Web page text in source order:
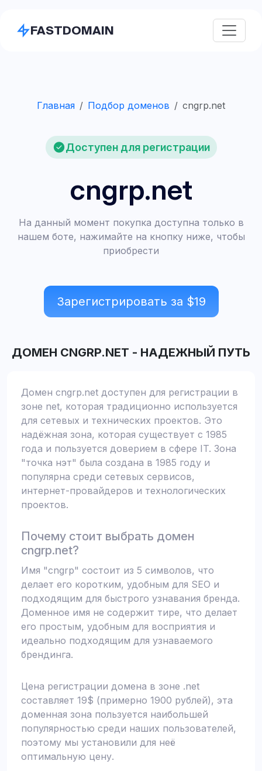
FASTDOMAIN
Главная Подбор доменов cngrp.net
Доступен для регистрации
cngrp.net
На данный момент покупка доступна только в
нашем боте, нажимайте на кнопку ниже, чтобы
приобрести
Зарегистрировать за $19
ДОМЕН CNGRP.NET - НАДЕЖНЫЙ ПУТЬ
Домен cngrp.net доступен для регистрации в
зоне net, которая традиционно используется
для сетевых и технических проектов. Это
надёжная зона, которая существует с 1985
года и пользуется доверием в сфере IT. Зона
"точка нэт" была создана в 1985 году и
популярна среди сетевых сервисов,
интернет-провайдеров и технологических
проектов.
Почему стоит выбрать домен
cngrp.net?
Имя "cngrp" состоит из 5 символов, что
делает его коротким, удобным для SEO и
подходящим для быстрого узнавания бренда.
Доменное имя не содержит тире, что делает
его простым, удобным для восприятия и
идеально подходящим для узнаваемого
брендинга.
Цена регистрации домена в зоне .net
составляет 19$ (примерно 1900 рублей), эта
доменная зона пользуется наибольшей
популярностью среди наших пользователей,
поэтому мы установили для неё
оптимальную цену.